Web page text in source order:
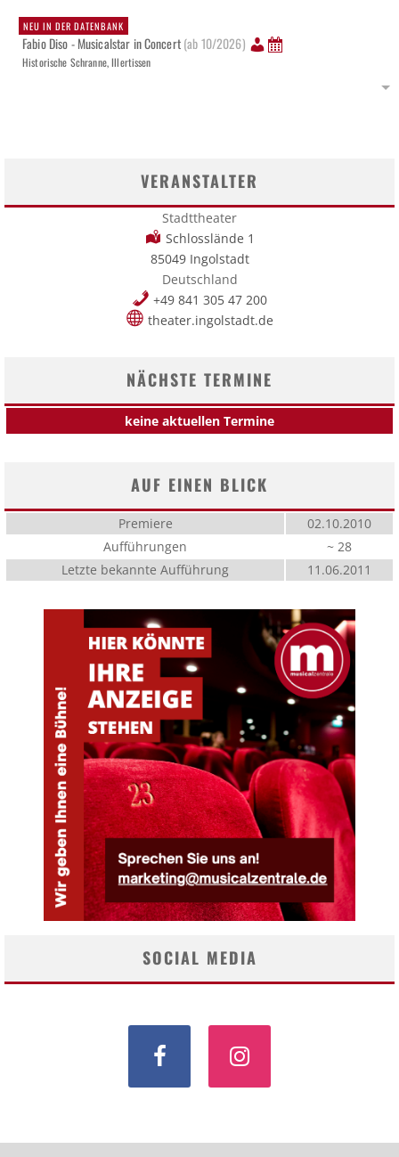
NEU IN DER DATENBANK
Fabio Diso - Musicalstar in Concert(ab 10/2026)
Historische Schranne, Illertissen
VERANSTALTER
Stadttheater
Schlosslände 1
85049 Ingolstadt
Deutschland
+49 841 305 47 200
theater.ingolstadt.de
NÄCHSTE TERMINE
keine aktuellen Termine
AUF EINEN BLICK
Premiere
02.10.2010
Aufführungen
~ 28
Letzte bekannte Aufführung
11.06.2011
SOCIAL MEDIA